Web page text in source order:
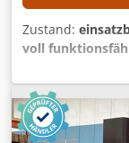
Zustand:
voll
,
Laserleistung:
Blechstärke
Aluminium